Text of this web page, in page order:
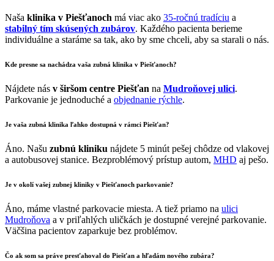
Naša klinika v Piešťanoch má viac ako 35-ročnú tradíciu a
stabilný tím skúsených zubárov. Každého pacienta berieme
individuálne a staráme sa tak, ako by sme chceli, aby sa starali o nás.
Kde presne sa nachádza vaša zubná klinika v Piešťanoch?
Nájdete nás v širšom centre Piešťan na Mudroňovej ulici.
Parkovanie je jednoduché a objednanie rýchle.
Je vaša zubná klinika ľahko dostupná v rámci Piešťan?
Áno. Našu zubnú kliniku nájdete 5 minút pešej chôdze od vlakovej
a autobusovej stanice. Bezproblémový prístup autom, MHD aj pešo.
Je v okolí vašej zubnej kliniky v Piešťanoch parkovanie?
Áno, máme vlastné parkovacie miesta. A tiež priamo na ulici
Mudroňova a v priľahlých uličkách je dostupné verejné parkovanie.
Väčšina pacientov zaparkuje bez problémov.
Čo ak som sa práve presťahoval do Piešťan a hľadám nového zubára?